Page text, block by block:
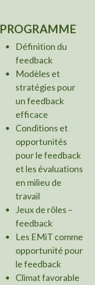
PROGRAMME
Définition du
feedback
Modèles et
stratégies pour
un feedback
efficace
Conditions et
opportunités
pour le feedback
et les évaluations
en milieu de
travail
Jeux de rôles –
feedback
Les EMiT comme
opportunité pour
le feedback
Climat favorable